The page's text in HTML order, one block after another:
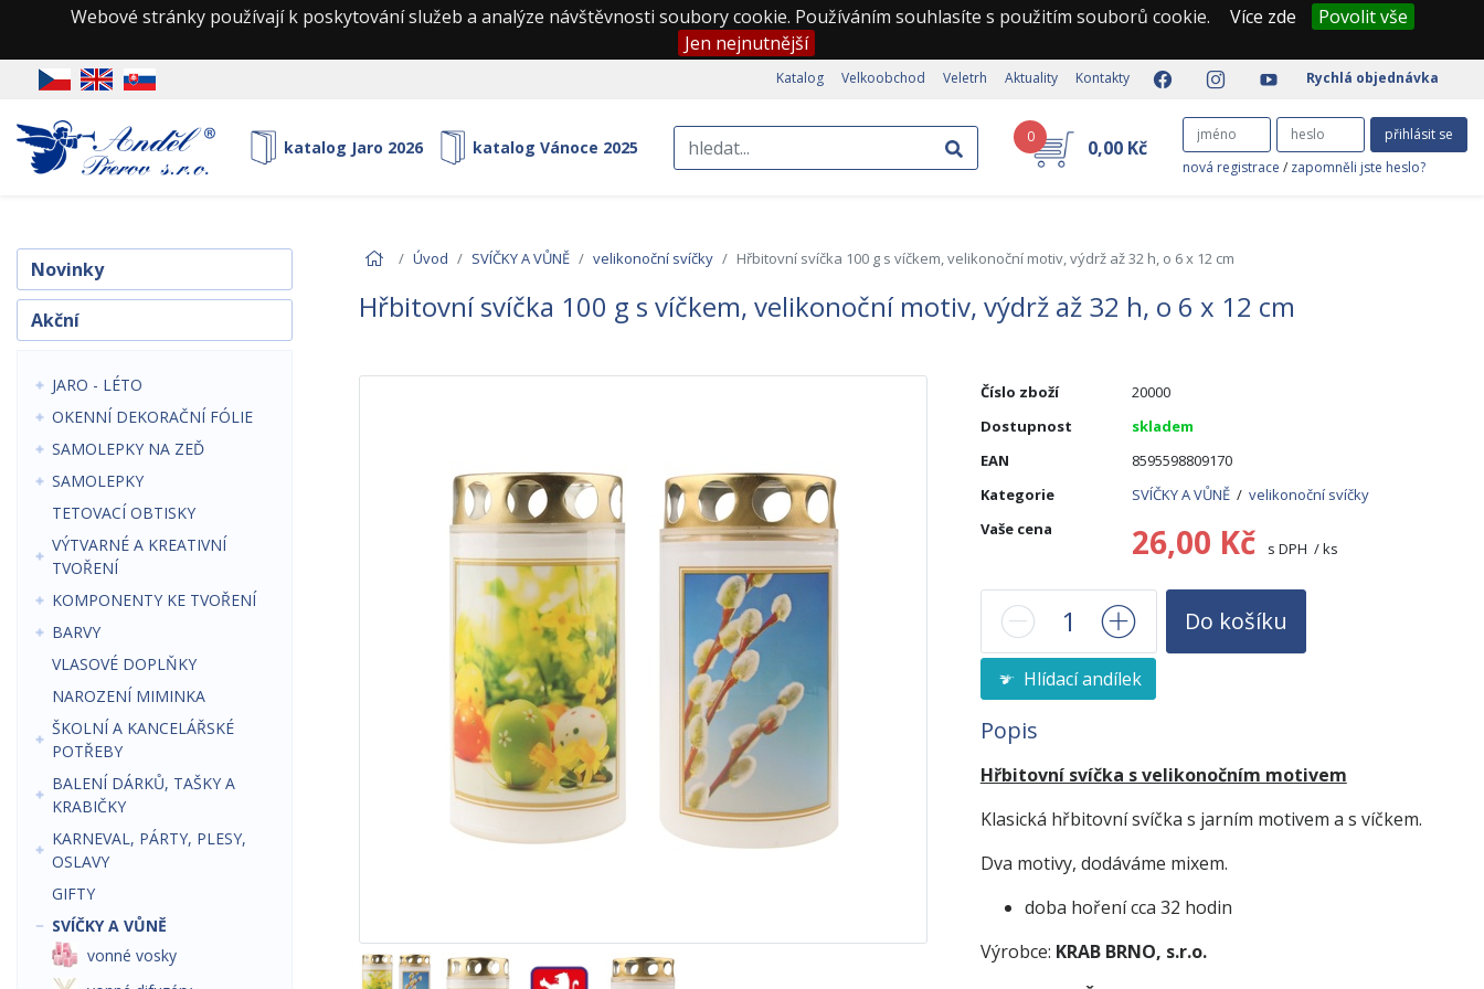
Webové stránky používají k poskytování služeb a analýze návštěvnosti soubory cookie. Používáním souhlasíte s použitím souborů cookie. Více zde
Povolit vše
Jen nejnutnější
Katalog Velkoobchod Veletrh Aktuality Kontakty Rychlá objednávka
katalog Jaro 2026 katalog Vánoce 2025
0 0,00 Kč
přihlásit se
nová registrace / zapomněli jste heslo?
Novinky
Akční
JARO - LÉTO
OKENNÍ DEKORAČNÍ FÓLIE
SAMOLEPKY NA ZEĎ
SAMOLEPKY
TETOVACÍ OBTISKY
VÝTVARNÉ A KREATIVNÍ
TVOŘENÍ
KOMPONENTY KE TVOŘENÍ
BARVY
VLASOVÉ DOPLŇKY
NAROZENÍ MIMINKA
ŠKOLNÍ A KANCELÁŘSKÉ
POTŘEBY
BALENÍ DÁRKŮ, TAŠKY A
KRABIČKY
KARNEVAL, PÁRTY, PLESY,
OSLAVY
GIFTY
SVÍČKY A VŮNĚ
vonné vosky
Úvod SVÍČKY A VŮNĚ velikonoční svíčky Hřbitovní svíčka 100 g s víčkem, velikonoční motiv, výdrž až 32 h, o 6 x 12 cm
Hřbitovní svíčka 100 g s víčkem, velikonoční motiv, výdrž až 32 h, o 6 x 12 cm
Číslo zboží
20000
Dostupnost
skladem
EAN
8595598809170
Kategorie
SVÍČKY A VŮNĚ/ velikonoční svíčky
Vaše cena
26,00 Kč s DPH / ks
Do košíku
Hlídací andílek
Popis
Hřbitovní svíčka s velikonočním motivem
Klasická hřbitovní svíčka s jarním motivem a s víčkem.
Dva motivy, dodáváme mixem.
doba hoření cca 32 hodin
Výrobce: KRAB BRNO, s.r.o.